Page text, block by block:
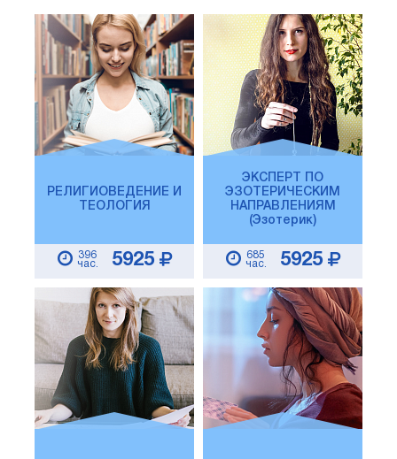
РЕЛИГИОВЕДЕНИЕ И
ТЕОЛОГИЯ
396
час.
5925
ЭКСПЕРТ ПО
ЭЗОТЕРИЧЕСКИМ
НАПРАВЛЕНИЯМ
(Эзотерик)
685
час.
5925